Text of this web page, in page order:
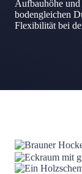
Aufbauhöhe
bodengleichen
Flexibilität bei